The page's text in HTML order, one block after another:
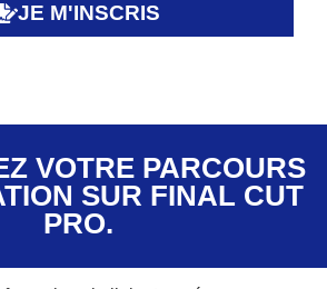
JE M'INSCRIS
VOTRE PARCOURS
SUR FINAL CUT
PRO.